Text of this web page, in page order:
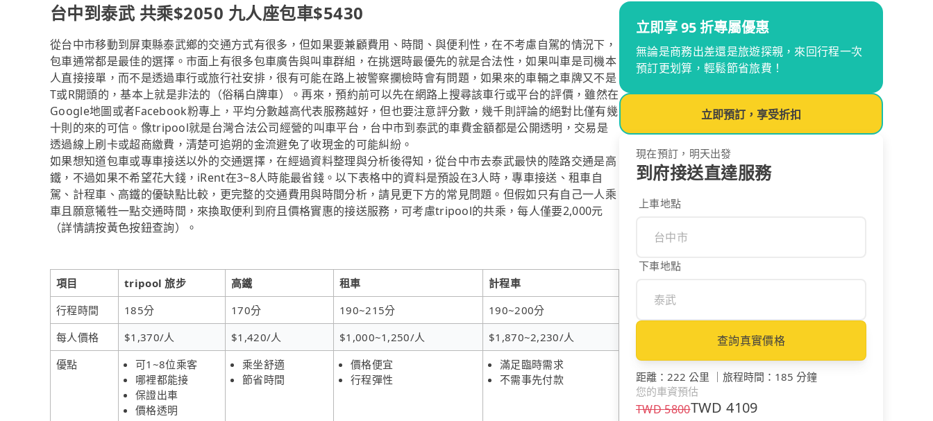
台中到泰武 共乘$2050 九人座包車$5430
從台中市移動到屏東縣泰武鄉的交通方式有很多，但如果要兼顧費用、時間、與便利性，在不考慮自駕的情況下，
包車通常都是最佳的選擇。市面上有很多包車廣告與叫車群組，在挑選時最優先的就是合法性，如果叫車是司機本
人直接接單，而不是透過車行或旅行社安排，很有可能在路上被警察攔檢時會有問題，如果來的車輛之車牌又不是
T或R開頭的，基本上就是非法的（俗稱白牌車）。再來，預約前可以先在網路上搜尋該車行或平台的評價，雖然在
Google地圖或者Facebook粉專上，平均分數越高代表服務越好，但也要注意評分數，幾千則評論的絕對比僅有幾
十則的來的可信。像tripool就是台灣合法公司經營的叫車平台，台中市到泰武的車費金額都是公開透明，交易是
透過線上刷卡或超商繳費，清楚可追朔的金流避免了收現金的可能糾紛。
如果想知道包車或專車接送以外的交通選擇，在經過資料整理與分析後得知，從台中市去泰武最快的陸路交通是高
鐵，不過如果不希望花大錢，iRent在3~8人時能最省錢。以下表格中的資料是預設在3人時，專車接送、租車自
駕、計程車、高鐵的優缺點比較，更完整的交通費用與時間分析，請見更下方的常見問題。但假如只有自己一人乘
車且願意犧牲一點交通時間，來換取便利到府且價格實惠的接送服務，可考慮tripool的共乘，每人僅要2,000元
（詳情請按黃色按鈕查詢）。
項目 tripool 旅步 高鐵 租車
計程車
行程時間
185分 170分 190~215分
190~200分
每人價格
$1,370/人 $1,420/人 $1,000~1,250/人
$1,870~2,230/人
優點
可1~8位乘客
哪裡都能接
保證出車
價格透明
乘坐舒適
節省時間
價格便宜
行程彈性
滿足臨時需求
不需事先付款
立即享 95 折專屬優惠
無論是商務出差還是旅遊探親，來回行程一次
預訂更划算，輕鬆節省旅費！
立即預訂，享受折扣
現在預訂，明天出發
到府接送直達服務
上車地點
下車地點
查詢真實價格
距離 ： 222 公里 ｜ 旅程時間 ： 185 分鐘
您的車資預估
TWD5800TWD4109